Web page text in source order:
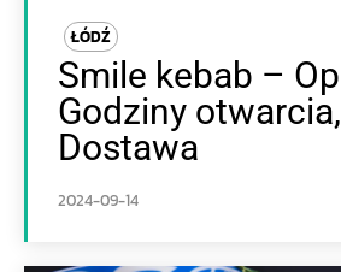
ŁÓDŹ
Smile kebab –
Godziny
Dostawa
2024-09-14